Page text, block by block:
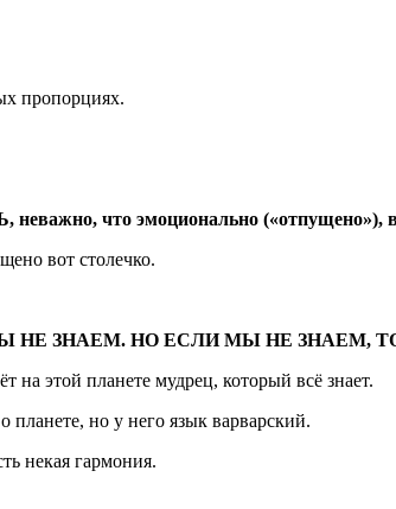
пропорциях.
что эмоционально («отпущено»),
вот столечко.
НЕ ЗНАЕМ. НО ЕСЛИ МЫ НЕ
на этой планете мудрец, который всё знает.
планете, но у него язык варварский.
некая гармония.